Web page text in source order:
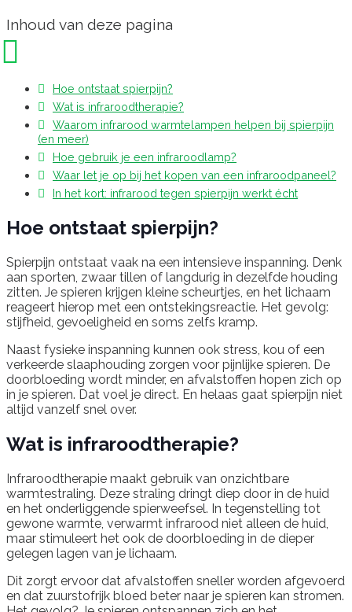
Inhoud van deze pagina
Hoe ontstaat spierpijn?
Wat is infraroodtherapie?
Waarom infrarood warmtelampen helpen bij spierpijn
(en meer)
Hoe gebruik je een infraroodlamp?
Waar let je op bij het kopen van een infraroodpaneel?
In het kort: infrarood tegen spierpijn werkt écht
Hoe ontstaat spierpijn?
Spierpijn ontstaat vaak na een intensieve inspanning. Denk
aan sporten, zwaar tillen of langdurig in dezelfde houding
zitten. Je spieren krijgen kleine scheurtjes, en het lichaam
reageert hierop met een ontstekingsreactie. Het gevolg:
stijfheid, gevoeligheid en soms zelfs kramp.
Naast fysieke inspanning kunnen ook stress, kou of een
verkeerde slaaphouding zorgen voor pijnlijke spieren. De
doorbloeding wordt minder, en afvalstoffen hopen zich op
in je spieren. Dat voel je direct. En helaas gaat spierpijn niet
altijd vanzelf snel over.
Wat is infraroodtherapie?
Infraroodtherapie maakt gebruik van onzichtbare
warmtestraling. Deze straling dringt diep door in de huid
en het onderliggende spierweefsel. In tegenstelling tot
gewone warmte, verwarmt infrarood niet alleen de huid,
maar stimuleert het ook de doorbloeding in de dieper
gelegen lagen van je lichaam.
Dit zorgt ervoor dat afvalstoffen sneller worden afgevoerd
en dat zuurstofrijk bloed beter naar je spieren kan stromen.